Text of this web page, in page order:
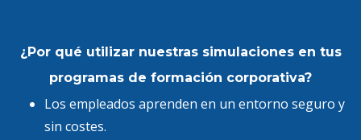
¿Por qué utilizar nuestras simulaciones en tus
programas de formación corporativa?
Los empleados aprenden en un entorno seguro y
sin costes.